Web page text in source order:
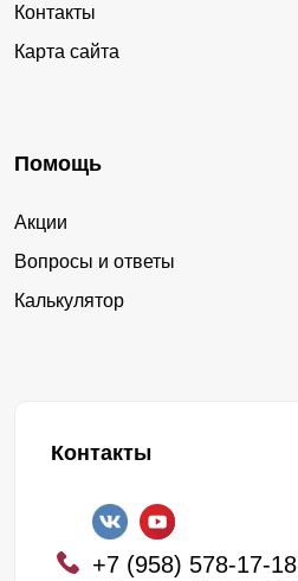
Контакты
Карта сайта
Помощь
Акции
Вопросы и ответы
Калькулятор
Контакты
+7 (958) 578-17-18